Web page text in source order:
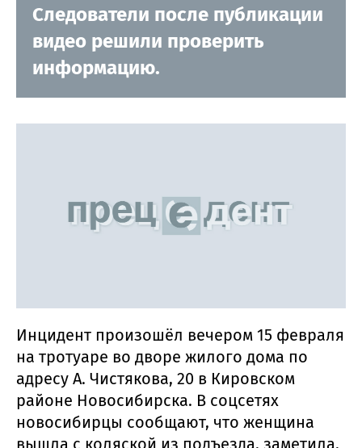
Следователи после публикации
видео решили проверить
информацию.
Инцидент произошёл вечером 15 февраля
на тротуаре во дворе жилого дома по
адресу А. Чистякова, 20 в Кировском
районе Новосибирска. В соцсетях
новосибирцы сообщают, что женщина